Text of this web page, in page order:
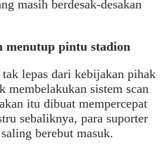
masih berdesak-desakan
menutup pintu stadion
lepas dari kebijakan pihak
membelakukan sistem scan
itu dibuat mempercepat
sebaliknya, para suporter
berebut masuk.